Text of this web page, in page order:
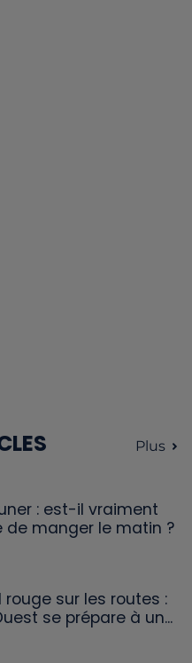
Plus
: est-il vraiment
de manger le matin ?
sur les routes :
se prépare à un...